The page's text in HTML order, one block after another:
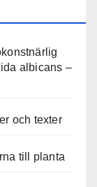
albicans –
och texter
till planta